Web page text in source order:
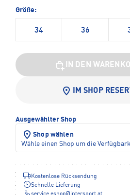
Größe:
34 36
IN DEN
IM SHOP
Ausgewählter Shop
Shop wählen
Wähle einen Shop um die
Kostenlose Rücksendung
Schnelle Lieferung